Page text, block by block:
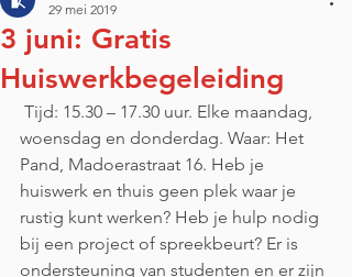
3 juni: Gratis
Huiswerkbegeleiding
29 mei 2019
woensdag en donderdag. Waar: Het
Pand, Madoerastraat 16. Heb je
huiswerk en thuis geen plek waar je
rustig kunt werken? Heb je hulp nodig
bij een project of spreekbeurt? Er is
ondersteuning van studenten en er zijn